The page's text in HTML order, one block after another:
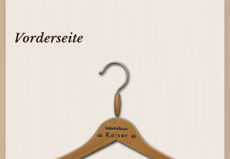
Vorderseite